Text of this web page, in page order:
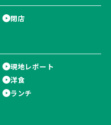
閉店
現地レポート
洋食
ランチ